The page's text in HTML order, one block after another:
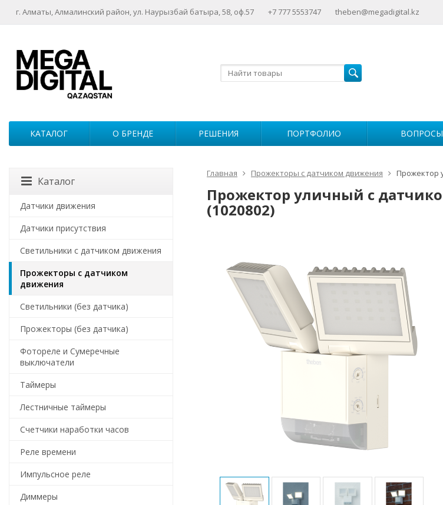
г. Алматы, Алмалинский район, ул. Наурызбай батыра, 58, оф.57 +7 777 5553747 theben@megadigital.kz
КАТАЛОГ О БРЕНДЕ РЕШЕНИЯ ПОРТФОЛИО
Главная Прожекторы с датчиком движения Прожектор
Прожектор уличный с
(1020802)
Каталог
Датчики движения
Датчики присутствия
Светильники с датчиком движения
Прожекторы с датчиком
движения
Светильники (без датчика)
Прожекторы (без датчика)
Фотореле и Сумеречные
выключатели
Таймеры
Лестничные таймеры
Счетчики наработки часов
Реле времени
Импульсное реле
Диммеры